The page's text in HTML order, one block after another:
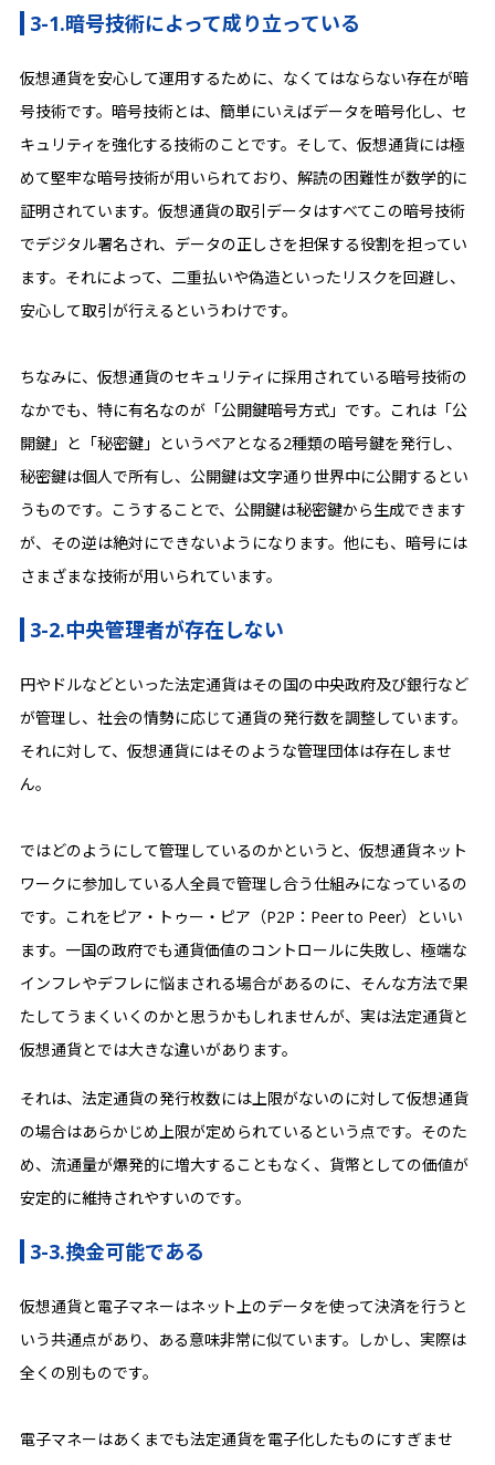
3-1.暗号技術によって成り立っている
仮想通貨を安心して運用するために、なくてはならない存在が暗
号技術です。暗号技術とは、簡単にいえばデータを暗号化し、セ
キュリティを強化する技術のことです。そして、仮想通貨には極
めて堅牢な暗号技術が用いられており、解読の困難性が数学的に
証明されています。仮想通貨の取引データはすべてこの暗号技術
でデジタル署名され、データの正しさを担保する役割を担ってい
ます。それによって、二重払いや偽造といったリスクを回避し、
安心して取引が行えるというわけです。
ちなみに、仮想通貨のセキュリティに採用されている暗号技術の
なかでも、特に有名なのが「公開鍵暗号方式」です。これは「公
開鍵」と「秘密鍵」というペアとなる2種類の暗号鍵を発行し、
秘密鍵は個人で所有し、公開鍵は文字通り世界中に公開するとい
うものです。こうすることで、公開鍵は秘密鍵から生成できます
が、その逆は絶対にできないようになります。他にも、暗号には
さまざまな技術が用いられています。
3-2.中央管理者が存在しない
円やドルなどといった法定通貨はその国の中央政府及び銀行など
が管理し、社会の情勢に応じて通貨の発行数を調整しています。
それに対して、仮想通貨にはそのような管理団体は存在しませ
ん。
ではどのようにして管理しているのかというと、仮想通貨ネット
ワークに参加している人全員で管理し合う仕組みになっているの
です。これをピア・トゥー・ピア（P2P：Peer to Peer）といい
ます。一国の政府でも通貨価値のコントロールに失敗し、極端な
インフレやデフレに悩まされる場合があるのに、そんな方法で果
たしてうまくいくのかと思うかもしれませんが、実は法定通貨と
仮想通貨とでは大きな違いがあります。
それは、法定通貨の発行枚数には上限がないのに対して仮想通貨
の場合はあらかじめ上限が定められているという点です。そのた
め、流通量が爆発的に増大することもなく、貨幣としての価値が
安定的に維持されやすいのです。
3-3.換金可能である
仮想通貨と電子マネーはネット上のデータを使って決済を行うと
いう共通点があり、ある意味非常に似ています。しかし、実際は
全くの別ものです。
電子マネーはあくまでも法定通貨を電子化したものにすぎませ